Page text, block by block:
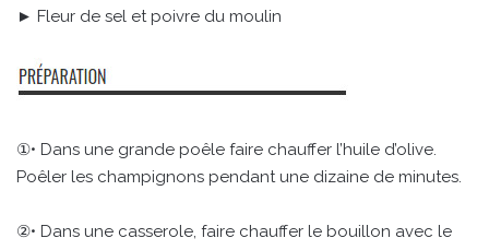
► Fleur de sel et poivre du moulin
①• Dans une grande poêle faire chauffer l’huile d’olive.
Poêler les champignons pendant une dizaine de minutes.
②• Dans une casserole, faire chauffer le bouillon avec le